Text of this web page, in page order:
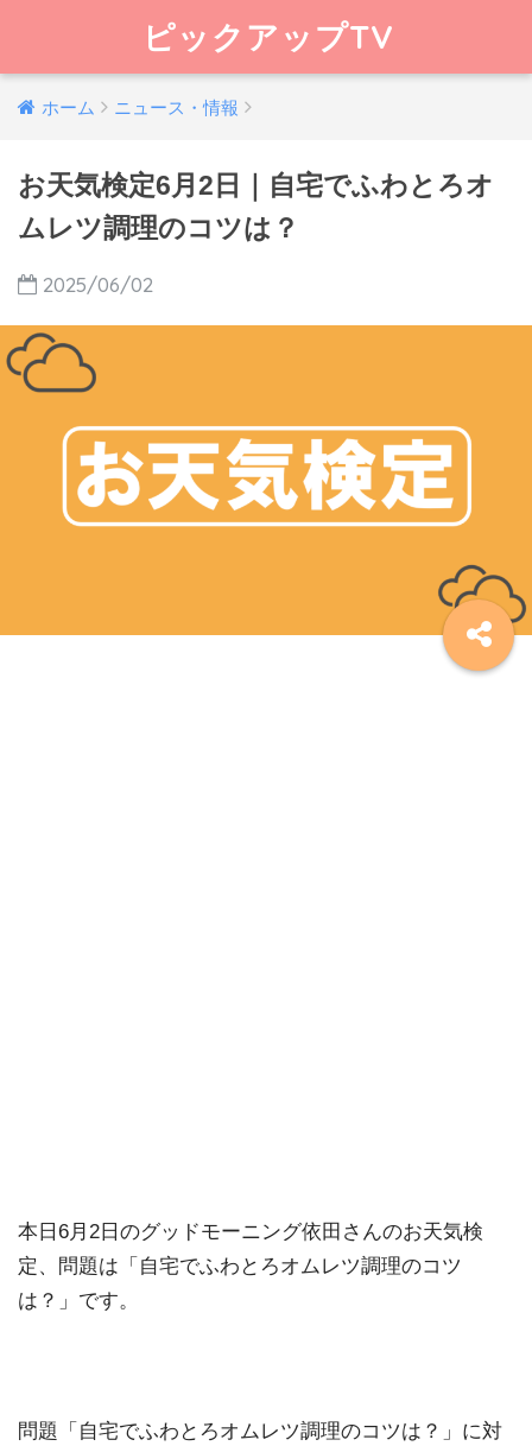
ピックアップTV
ホーム ニュース・情報
お天気検定6月2日｜自宅でふわとろオ
ムレツ調理のコツは？
2025/06/02
本日6月2日のグッドモーニング依田さんのお天気検
定、問題は「自宅でふわとろオムレツ調理のコツ
は？」です。
問題「自宅でふわとろオムレツ調理のコツは？」に対